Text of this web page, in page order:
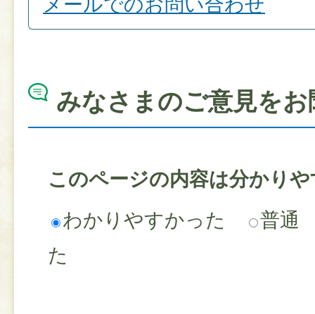
みなさまのご意見を
このページの内容は分かり
わかりやすかった
普通
た